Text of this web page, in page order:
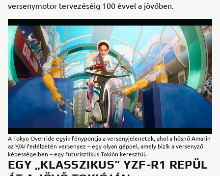
versenymotor tervezéséig 100 évvel a jövőben.
A Tokyo Override egyik fénypontja a versenyjelenetek, ahol a hősnő Amarin
az Y/AI fedélzetén versenyez – egy olyan géppel, amely bízik a versenyző
képességeiben – egy futurisztikus Tokión keresztül.
EGY „KLASSZIKUS” YZF-R1 REPÜL